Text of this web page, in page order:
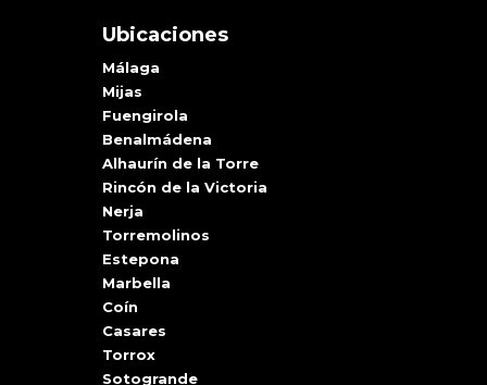
Ubicaciones
Málaga
Mijas
Fuengirola
Benalmádena
Alhaurín de la Torre
Rincón de la Victoria
Nerja
Torremolinos
Estepona
Marbella
Coín
Casares
Torrox
Sotogrande